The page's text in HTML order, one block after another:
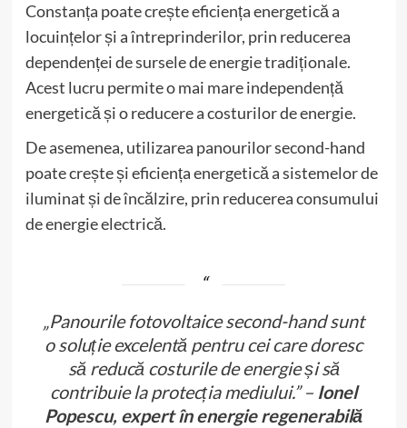
Constanța poate crește eficiența energetică a
locuințelor și a întreprinderilor, prin reducerea
dependenței de sursele de energie tradiționale.
Acest lucru permite o mai mare independență
energetică și o reducere a costurilor de energie.
De asemenea, utilizarea panourilor second-hand
poate crește și eficiența energetică a sistemelor de
iluminat și de încălzire, prin reducerea consumului
de energie electrică.
„Panourile fotovoltaice second-hand sunt
o soluție excelentă pentru cei care doresc
să reducă costurile de energie și să
contribuie la protecția mediului.” – Ionel
Popescu, expert în energie regenerabilă